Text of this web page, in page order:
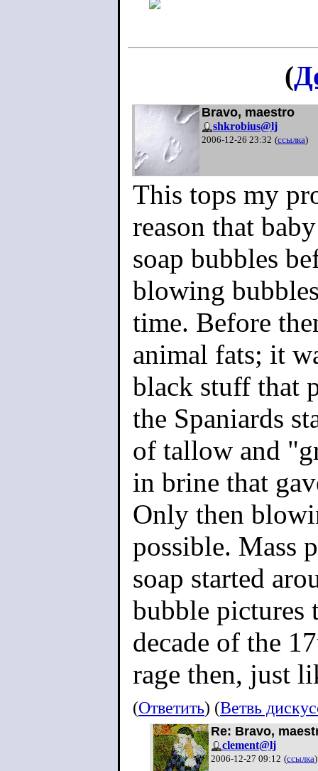
(
Bravo, maestro
shkrobius@lj
2006-12-26 23:32 (ссылка)
This tops my
reason that
soap bubbles
blowing
time. Before
animal fats; it
black stuff that
the Spaniards
of tallow and
in brine that
Only then
possible. Mass
soap started
bubble
decade of the
rage then, just
(Ответить) (Ветвь
Re: Bravo,
clement@lj
2006-12-27 09:12 (ссылка)